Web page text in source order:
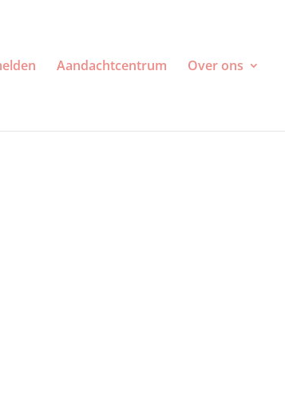
Aandachtcentrum Over ons